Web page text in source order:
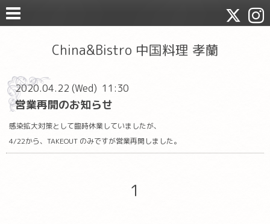
China&Bistro 中国料理 孝蘭
2020.04.22 (Wed) 11:30
営業再開のお知らせ
感染拡大対策として臨時休業していましたが、
4/22から、TAKEOUT のみですが営業再開しました。
1